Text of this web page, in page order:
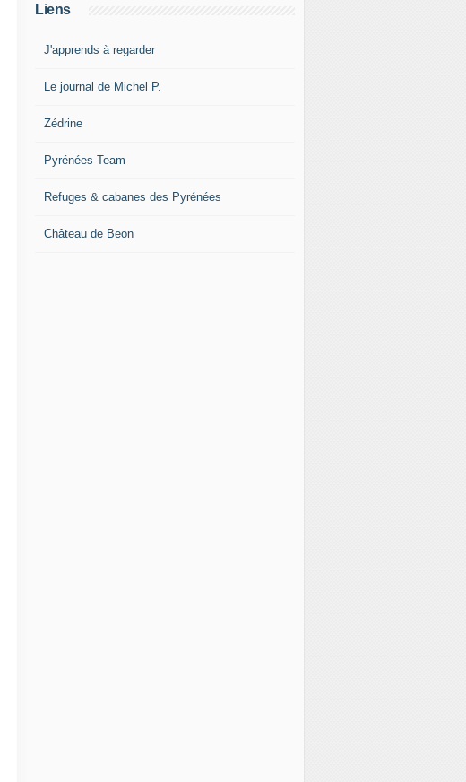
Liens
J'apprends à regarder
Le journal de Michel P.
Zédrine
Pyrénées Team
Refuges & cabanes des Pyrénées
Château de Beon